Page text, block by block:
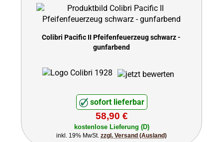
Colibri Pacific II Pfeifenfeuerzeug schwarz -
gunfarbend
sofort lieferbar
58,90 €
kostenlose Lieferung (D)
inkl. 19% MwSt. zzgl. Versand (Ausland)